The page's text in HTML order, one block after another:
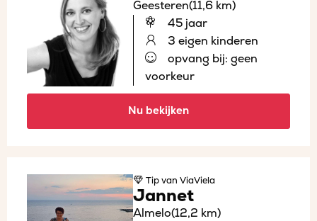
Geesteren(11,6 km)
45 jaar
3 eigen kinderen
opvang bij: geen
voorkeur
Nu bekijken
Tipvan ViaViela
Jannet
Almelo(12,2 km)